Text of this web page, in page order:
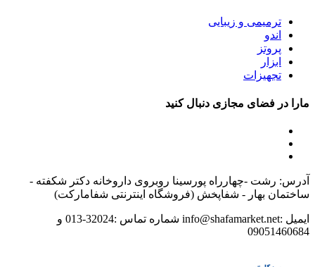
ترمیمی و زیبایی
اندو
پروتز
ابزار
تجهیزات
مارا در فضای مجازی دنبال کنید
آدرس: رشت -چهارراه پورسینا روبروی داروخانه دکتر شکفته -
ساختمان بهار - شفاپخش (فروشگاه اینترنتی شفامارکت)
ایمیل :info@shafamarket.net شماره تماس :32024-013 و
09051460684